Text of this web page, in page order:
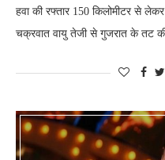
हवा की रफ्तार 150 किलोमीटर से
चक्रवात वायु तेजी से गुजरात के तट